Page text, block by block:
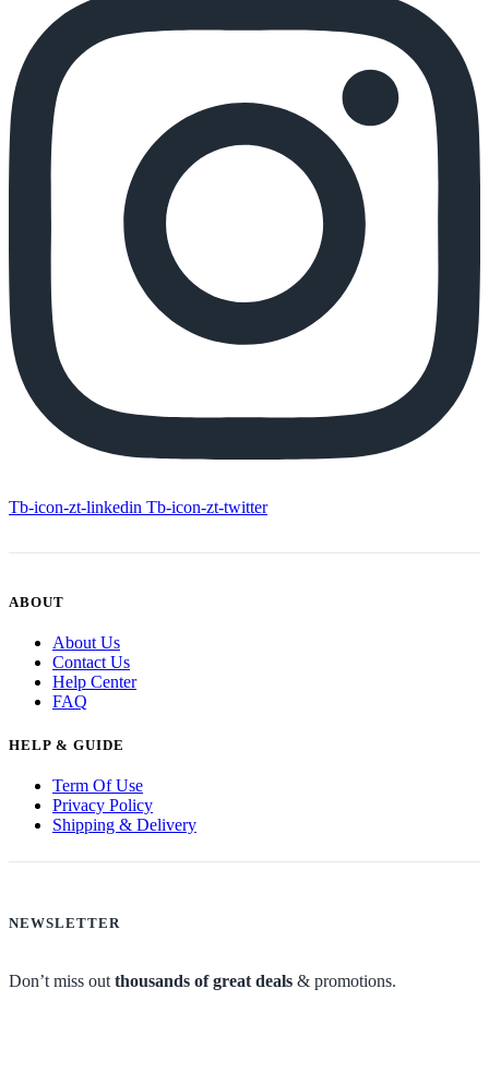
Tb-icon-zt-linkedin Tb-icon-zt-twitter
ABOUT
About Us
Contact Us
Help Center
FAQ
HELP & GUIDE
Term Of Use
Privacy Policy
Shipping & Delivery
NEWSLETTER
Don’t miss out thousands of great deals & promotions.